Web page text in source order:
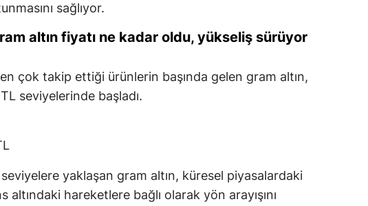
sağlıyor.
altın fiyatı ne kadar oldu, yükseliş sürüyor
en çok takip ettiği ürünlerin başında gelen gram altın,
seviyelerinde başladı.
yaklaşan gram altın, küresel piyasalardaki
altındaki hareketlere bağlı olarak yön arayışını